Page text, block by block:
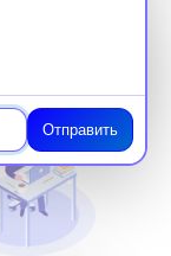
Отправить